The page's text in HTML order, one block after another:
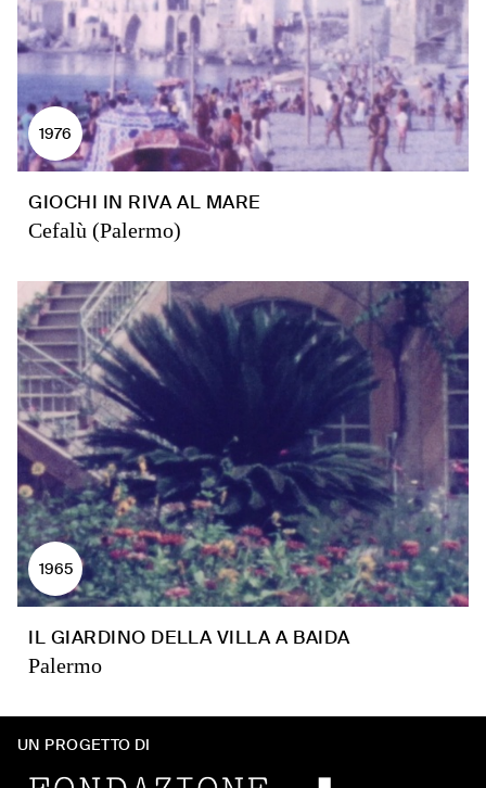
1976
GIOCHI IN RIVA AL MARE
Cefalù (Palermo)
1965
IL GIARDINO DELLA VILLA A BAIDA
Palermo
UN PROGETTO DI